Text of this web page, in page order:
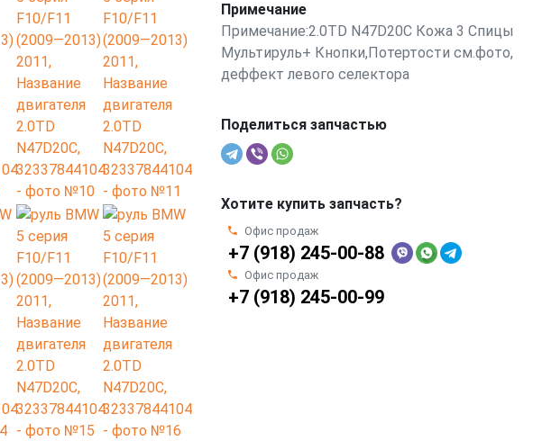
Примечание
Примечание:2.0TD N47D20C Кожа 3 Спицы
Мультируль+ Кнопки,Потертости см.фото,
деффект левого селектора
Поделиться запчастью
Хотите купить запчасть?
Офис продаж
+7 (918) 245-00-88
Офис продаж
+7 (918) 245-00-99